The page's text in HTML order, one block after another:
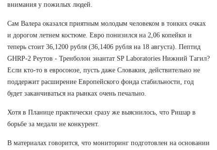
внимания у пожилых людей.
Сам Валера оказался приятным молодым человеком в тонких очках
и дорогом летнем костюме. Евро понизился на 2,06 копейки и
теперь стоит 36,1200 рубля (36,1406 рубля на 18 августа). Пептид
GHRP-2 Реутов - Тренболон энантат SP Laboratories Нижний Тагил?
Если кто-то в евросоюзе, пусть даже Словакия, действительно не
поддержит расширение Европейского фонда стабильности, год
будет заканчиваться на рынках очень печально.
Хотя в Планице практически сразу же выяснилось, что Ришар в
борьбе за медали не конкурент.
В материалах говорится, что мониторинг подготовлен на основании